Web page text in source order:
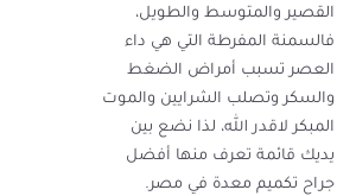
القصير والمتوسط والطويل،
فالسمنة المفرطة التي هي داء
العصر تسبب أمراض الضغط
والسكر وتصلب الشرايين والموت
المبكر لاقدر الله، لذا نضع بين
يديك قائمة تعرف منها أفضل
جراح تكميم معدة في مصر.